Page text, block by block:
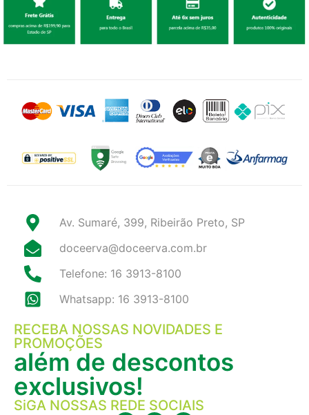
Av. Sumaré, 399, Ribeirão Preto, SP
doceerva@doceerva.com.br
Telefone: 16 3913-8100
Whatsapp: 16 3913-8100
RECEBA NOSSAS NOVIDADES E
PROMOÇÕES
além de descontos
exclusivos!
SiGA NOSSAS REDE SOCIAIS